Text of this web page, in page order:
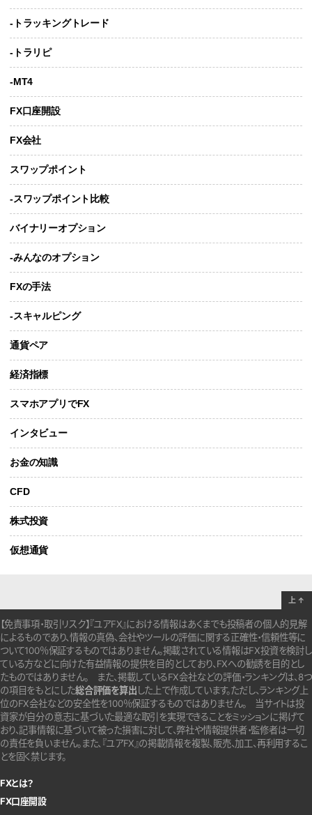
-トラッキングトレード
-トラリピ
-MT4
FX口座開設
FX会社
スワップポイント
-スワップポイント比較
バイナリーオプション
-みんなのオプション
FXの手法
-スキャルピング
通貨ペア
経済指標
スマホアプリでFX
インタビュー
お金の知識
CFD
株式投資
仮想通貨
【免責事項・取引リスク】『ユアFX』における情報はあくまでも投稿者の個人的見解
によるものであり、情報の真偽、会社やツールの評価に関する正確性・信頼性等に
ついて100％保証するものではありません。掲載されている情報はFX投資を検討し
ている方などに向けた有益情報の提供を目的としており、FXへの勧誘を目的とし
たものではありません。 また、掲載しているFX会社などの評価・ランキングは、8つ
の項目をもとにした総合評価を算出 した上で作成しています。ただし、ランキング上
位のFX会社などの安全性を100％保証するものではありません。
当サイトは投
資家が自分の意志に基づいた最適な取引を実現できることをミッションに掲げて
おり、記事情報に基づいて被った損害に対して、弊社や情報提供者・監修者は一切
の責任を負いません。また、『ユアFX』の掲載情報を複製、販売、加工、再利用するこ
とを固く禁じます。
FXとは？
FX口座開設
上 ↑